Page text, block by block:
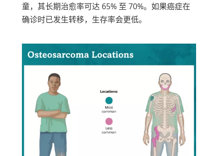
童，其长期治愈率可达 65% 至 70%。如果癌症在
确诊时已发生转移，生存率会更低。